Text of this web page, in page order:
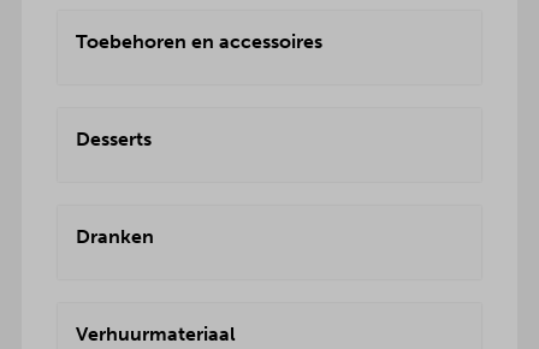
Toebehoren en accessoires
Desserts
Dranken
Verhuurmateriaal